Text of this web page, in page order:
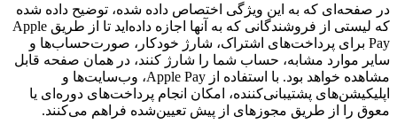
در صفحه‌ای که به این ویژگی اختصاص داده شده، توضیح داده شده
که لیستی از فروشندگانی که به آنها اجازه داده‌اید تا از طریق Apple
Pay برای پرداخت‌های اشتراک، شارژ خودکار، صورت‌حساب‌ها و
سایر موارد مشابه، حساب شما را شارژ کنند، در همان صفحه قابل
مشاهده خواهد بود. با استفاده از Apple Pay، وب‌سایت‌ها و
اپلیکیشن‌های پشتیبانی‌کننده، امکان انجام پرداخت‌های دوره‌ای یا
معوق را از طریق مجوزهای از پیش تعیین‌شده فراهم می‌کنند.